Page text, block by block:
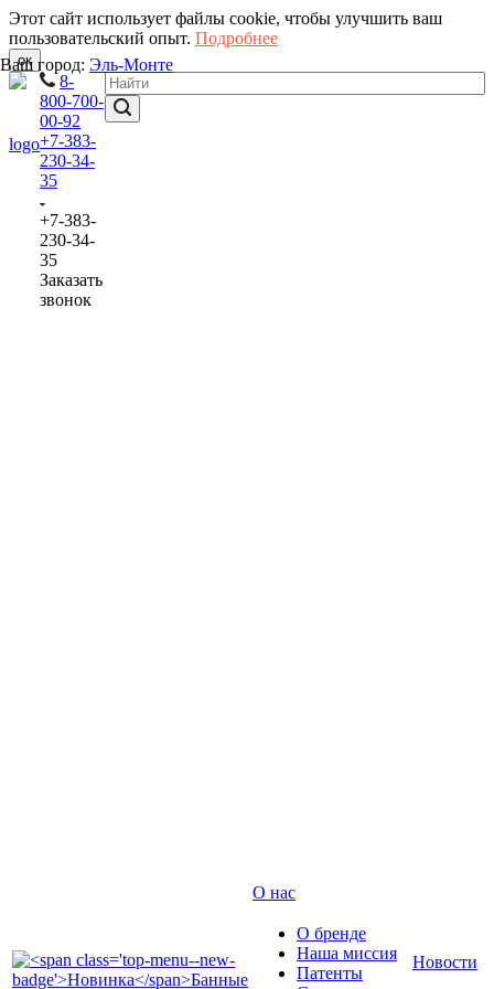
Этот сайт использует файлы cookie, чтобы улучшить ваш
пользовательский опыт. Подробнее
ок
8-
800-700-
00-92
+7-383-
230-34-
35
+7-383-
230-34-
35
Заказать
звонок
Ваш город: Эль-Монте
О нас
О бренде
Наша миссия
Патенты
Новости